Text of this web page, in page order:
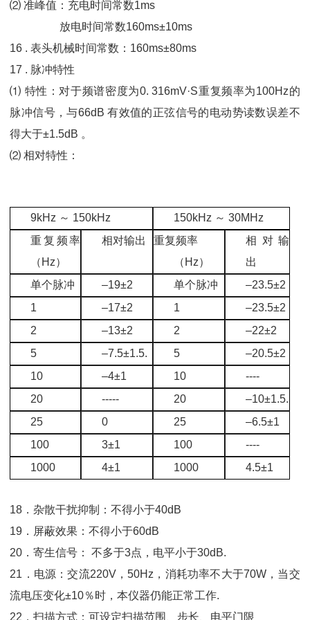
⑵ 准峰值：充电时间常数1ms
放电时间常数160ms±10ms
16 . 表头机械时间常数：160ms±80ms
17 . 脉冲特性
⑴ 特性：对于频谱密度为0. 316mV·S重复频率为100Hz的
脉冲信号，与66dB 有效值的正弦信号的电动势读数误差不
得大于±1.5dB 。
⑵ 相对特性：
9kHz ～ 150kHz
150kHz ～ 30MHz
重复频率
（Hz）
相对输出
重复频率
（Hz）
相对输
出
单个脉冲
–19±2 单个脉冲
–23.5±2
1
–17±2 1
–23.5±2
2
–13±2 2
–22±2
5
–7.5±1.5. 5
–20.5±2
10
–4±1 10
----
20
----- 20
–10±1.5.
25
0 25
–6.5±1
100
3±1 100
----
1000
4±1 1000 4.5±1
18．杂散干扰抑制：不得小于40dB
19．屏蔽效果：不得小于60dB
20．寄生信号： 不多于3点，电平小于30dB.
21．电源：交流220V，50Hz，消耗功率不大于70W，当交
流电压变化±10％时，本仪器仍能正常工作.
22．扫描方式：可设定扫描范围、步长、电平门限